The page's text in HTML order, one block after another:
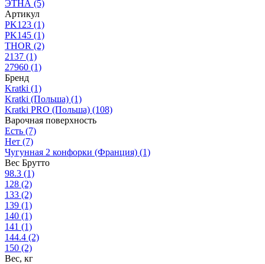
ЭТНА (5)
Артикул
PK123 (1)
PK145 (1)
THOR (2)
2137 (1)
27960 (1)
Бренд
Kratki (1)
Kratki (Польша) (1)
Kratki PRO (Польша) (108)
Варочная поверхность
Есть (7)
Нет (7)
Чугунная 2 конфорки (Франция) (1)
Вес Брутто
98.3 (1)
128 (2)
133 (2)
139 (1)
140 (1)
141 (1)
144.4 (2)
150 (2)
Вес, кг